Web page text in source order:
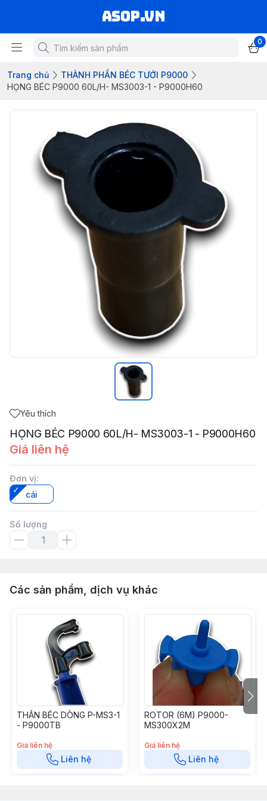
asop.vn
0
Trang chủ
THÀNH PHẦN BÉC TƯỚI P9000
HỌNG BÉC P9000 60L/H- MS3003-1 - P9000H60
Yêu thích
HỌNG BÉC P9000 60L/H- MS3003-1 - P9000H60
Giá liên hệ
Đơn vị:
cái
Số lượng
Các sản phẩm, dịch vụ khác
THÂN BÉC DÒNG P-MS3-1
- P9000TB
Giá liên hệ
Liên hệ
ROTOR (6M) P9000-
MS300X2M
Giá liên hệ
Liên hệ